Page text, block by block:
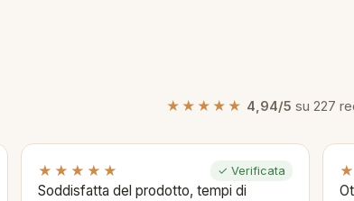
★★★★★ 4,94/5 su 227
★★★★★ ✓ Verificata
Soddisfatta del prodotto, tempi di